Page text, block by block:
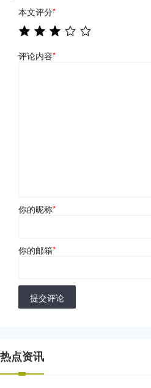
本文评分*
评论内容*
你的昵称*
你的邮箱*
提交评论
热点资讯